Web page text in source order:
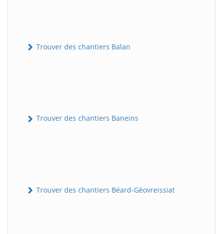
Trouver des chantiers Balan
Trouver des chantiers Baneins
Trouver des chantiers Béard-Géovreissiat